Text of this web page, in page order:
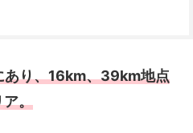
あり、16km、39km地点
ア。